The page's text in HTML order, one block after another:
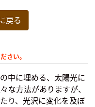
戻る
さい。
中に埋める、太陽光に
な方法がありますが、
り、光沢に変化を及ぼ